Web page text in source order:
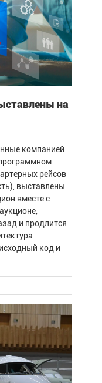
на
компанией
рейсов
выставлены
вместе с
и продлится
код и